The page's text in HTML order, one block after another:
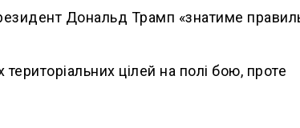
Дональд Трамп «знатиме
цілей на полі бою, проте